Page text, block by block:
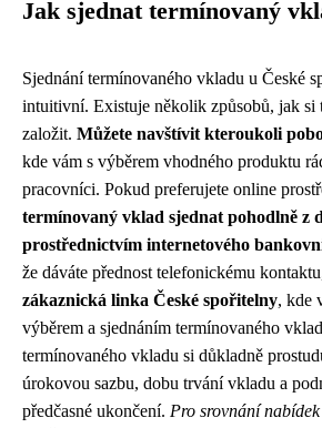
Jak sjednat termínovaný
Sjednání termínovaného vkladu u České
intuitivní. Existuje několik způsobů, jak si
založit. Můžete navštívit kteroukoli
kde vám s výběrem vhodného produktu
pracovníci. Pokud preferujete online
termínovaný vklad sjednat pohodlně z
prostřednictvím internetového
že dáváte přednost telefonickému
zákaznická linka České spořitelny, kde
výběrem a sjednáním termínovaného
termínovaného vkladu si důkladně
úrokovou sazbu, dobu trvání vkladu a
předčasné ukončení. Pro srovnání